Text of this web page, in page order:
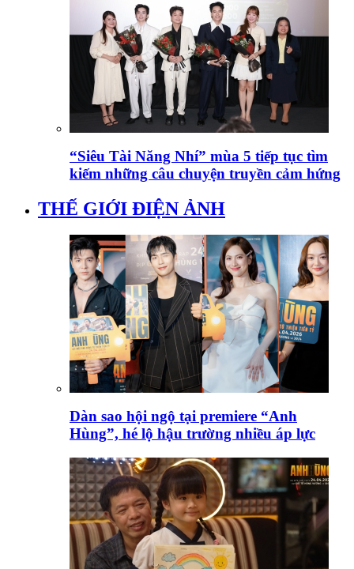
“Siêu Tài Năng Nhí” mùa 5 tiếp tục tìm
kiếm những câu chuyện truyền cảm hứng
THẾ GIỚI ĐIỆN ẢNH
Dàn sao hội ngộ tại premiere “Anh
Hùng”, hé lộ hậu trường nhiều áp lực